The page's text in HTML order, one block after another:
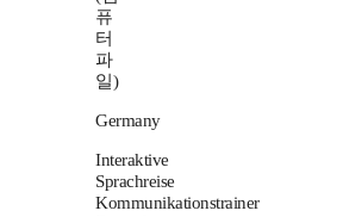
퓨
터
파
일)
Germany
Interaktive
Sprachreise
Kommunikationstrainer